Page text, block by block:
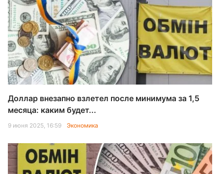
Доллар внезапно взлетел после минимума за 1,5
месяца: каким будет...
9 июня 2025, 16:59 Экономика